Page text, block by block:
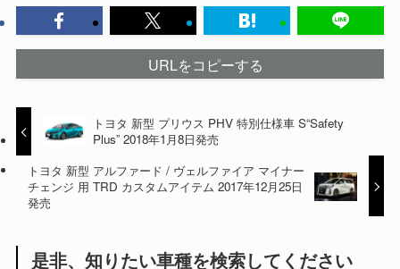
URLをコピーする
トヨタ 新型 プリウス PHV 特別仕様車 S“Safety
Plus” 2018年1月8日発売
トヨタ 新型 アルファード / ヴェルファイア マイナー
チェンジ 用 TRD カスタムアイテム 2017年12月25日
発売
是非、知りたい車種を検索してください